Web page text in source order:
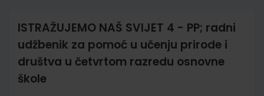
ISTRAŽUJEMO NAŠ SVIJET 4 - PP; radni
udžbenik za pomoć u učenju prirode i
društva u četvrtom razredu osnovne
škole